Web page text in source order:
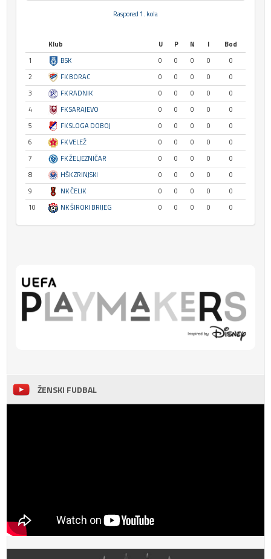
Raspored 1. kola
Klub U P N I
Bod
1
BSK 0 0 0 0
0
2
FK BORAC 0 0 0 0
0
3
FK RADNIK 0 0 0 0
0
4
FK SARAJEVO 0 0 0 0
0
5
FK SLOGA DOBOJ 0 0 0 0
0
6
FK VELEŽ 0 0 0 0
0
7
FK ŽELJEZNIČAR 0 0 0 0
0
8
HŠK ZRINJSKI 0 0 0 0
0
9
NK ČELIK 0 0 0 0
0
10
NK ŠIROKI BRIJEG 0 0 0 0 0
ŽENSKI FUDBAL